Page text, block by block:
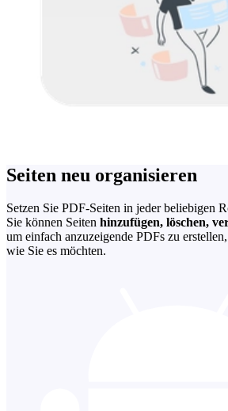
Seiten neu organisieren
Setzen Sie PDF-Seiten in jeder beliebigen
Sie können Seiten hinzufügen, löschen,
um einfach anzuzeigende PDFs zu
wie Sie es möchten.